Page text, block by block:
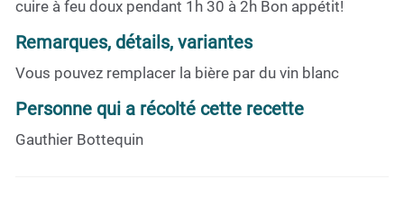
cuire à feu doux pendant 1h 30 à 2h Bon appétit!
Remarques, détails, variantes
Vous pouvez remplacer la bière par du vin blanc
Personne qui a récolté cette recette
Gauthier Bottequin